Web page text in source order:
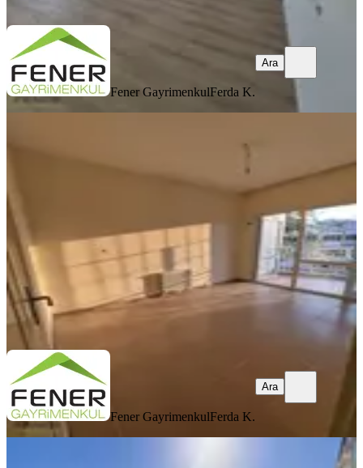
Fener GayrimenkulFerda K.
Ara
·
Fener Gayrimenkul Ferda K.
Ara
Fener GayrimenkulFerda K.
Ara
Clara Gayrimenkul'den Boğazkent'te